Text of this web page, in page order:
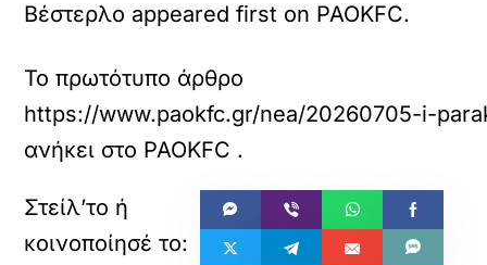
Βέστερλο appeared first on PAOKFC.
Το πρωτότυπο άρθρο
https://www.paokfc.gr/nea/20260705-i-
ανήκει στο PAOKFC .